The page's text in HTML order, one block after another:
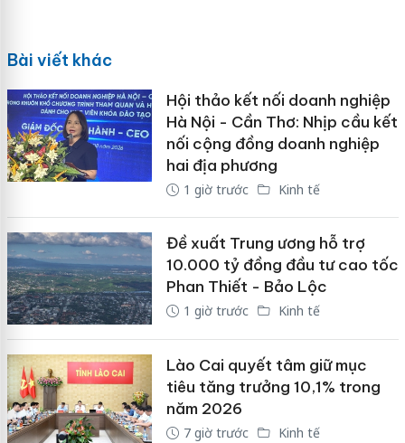
Bài viết khác
Hội thảo kết nối doanh nghiệp
Hà Nội - Cần Thơ: Nhịp cầu kết
nối cộng đồng doanh nghiệp
hai địa phương
1 giờ trước Kinh tế
Đề xuất Trung ương hỗ trợ
10.000 tỷ đồng đầu tư cao tốc
Phan Thiết - Bảo Lộc
1 giờ trước Kinh tế
Lào Cai quyết tâm giữ mục
tiêu tăng trưởng 10,1% trong
năm 2026
7 giờ trước Kinh tế